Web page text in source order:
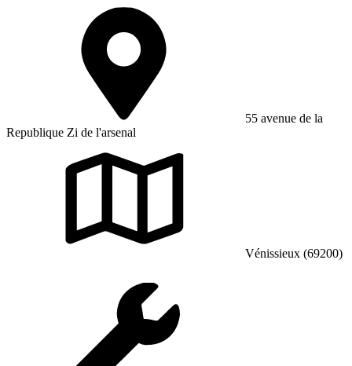
55 avenue de la
Republique Zi de l'arsenal
Vénissieux (69200)